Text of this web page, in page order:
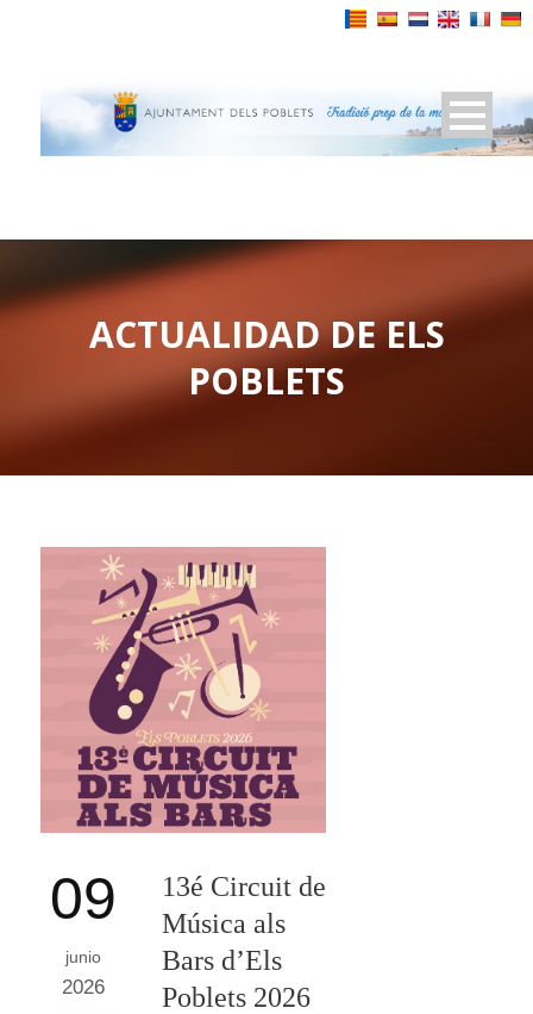
ACTUALIDAD DE ELS
POBLETS
09
junio
2026
13é Circuit de
Música als
Bars d’Els
Poblets 2026